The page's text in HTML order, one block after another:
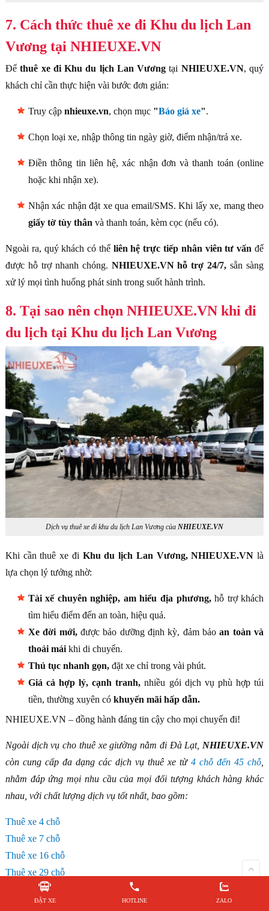
7. Cách thức thuê xe đi Khu du lịch Lan
Vương tại NHIEUXE.VN
Đểthuê xe đi Khu du lịch Lan Vương tại NHIEUXE.VN, quý
khách chỉ cần thực hiện vài bước đơn giản:
Truy cập nhieuxe.vn, chọn mục "Báo giá xe".
Chọn loại xe, nhập thông tin ngày giờ, điểm nhận/trả xe.
Điền thông tin liên hệ, xác nhận đơn và thanh toán (online
hoặc khi nhận xe).
Nhận xác nhận đặt xe qua email/SMS. Khi lấy xe, mang theo
giấy tờ tùy thân và thanh toán, kèm cọc (nếu có).
Ngoài ra, quý khách có thể liên hệ trực tiếp nhân viên tư vấn để
được hỗ trợ nhanh chóng. NHIEUXE.VN hỗ trợ 24/7, sẵn sàng
xử lý mọi tình huống phát sinh trong suốt hành trình.
8. Tại sao nên chọn NHIEUXE.VN khi đi
du lịch tại Khu du lịch Lan Vương
Dịch vụ thuê xe đi khu du lịch Lan Vương của NHIEUXE.VN
Khi cần thuê xe đi Khu du lịch Lan Vương, NHIEUXE.VN là
lựa chọn lý tưởng nhờ:
Tài xế chuyên nghiệp, am hiểu địa phương,hỗ trợ khách
tìm hiểu điểm đến an toàn, hiệu quả.
Xe đời mới,được bảo dưỡng định kỳ, đảm bảoan toàn và
thoải máikhi di chuyển.
Thủ tục nhanh gọn,đặt xe chỉ trong vài phút.
Giá cả hợp lý, cạnh tranh, nhiều gói dịch vụ phù hợp túi
tiền, thường xuyên có khuyến mãi hấp dẫn.
NHIEUXE.VN – đồng hành đáng tin cậy cho mọi chuyến đi!
Ngoài dịch vụ cho thuê xe giường nằm đi Đà Lạt, NHIEUXE.VN
còn cung cấp đa dạng các dịch vụ thuê xe từ4 chỗ đến 45 chỗ
nhằm đáp ứng mọi nhu cầu của mọi đối tượng khách hàng khác
nhau, với chất lượng dịch vụ tốt nhất, bao gồm:
Thuê xe 4 chỗ
Thuê xe 7 chỗ
Thuê xe 16 chỗ
Thuê xe 29 chỗ
Thuê xe 33 chỗ
Thuê xe 45 chỗ
ĐẶT XE HOTLINE ZALO